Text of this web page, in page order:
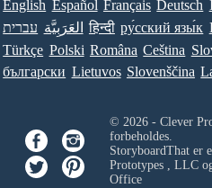
English Español Français Deutsch
עברית العَرَبِيَّة हिन्दी ру́сский язы́к
Türkçe Polski Româna Ceština
български Lietuvos Slovenščina
© 2026 - Clever
forbeholdes.
StoryboardThat er
Prototypes , LLC
Office